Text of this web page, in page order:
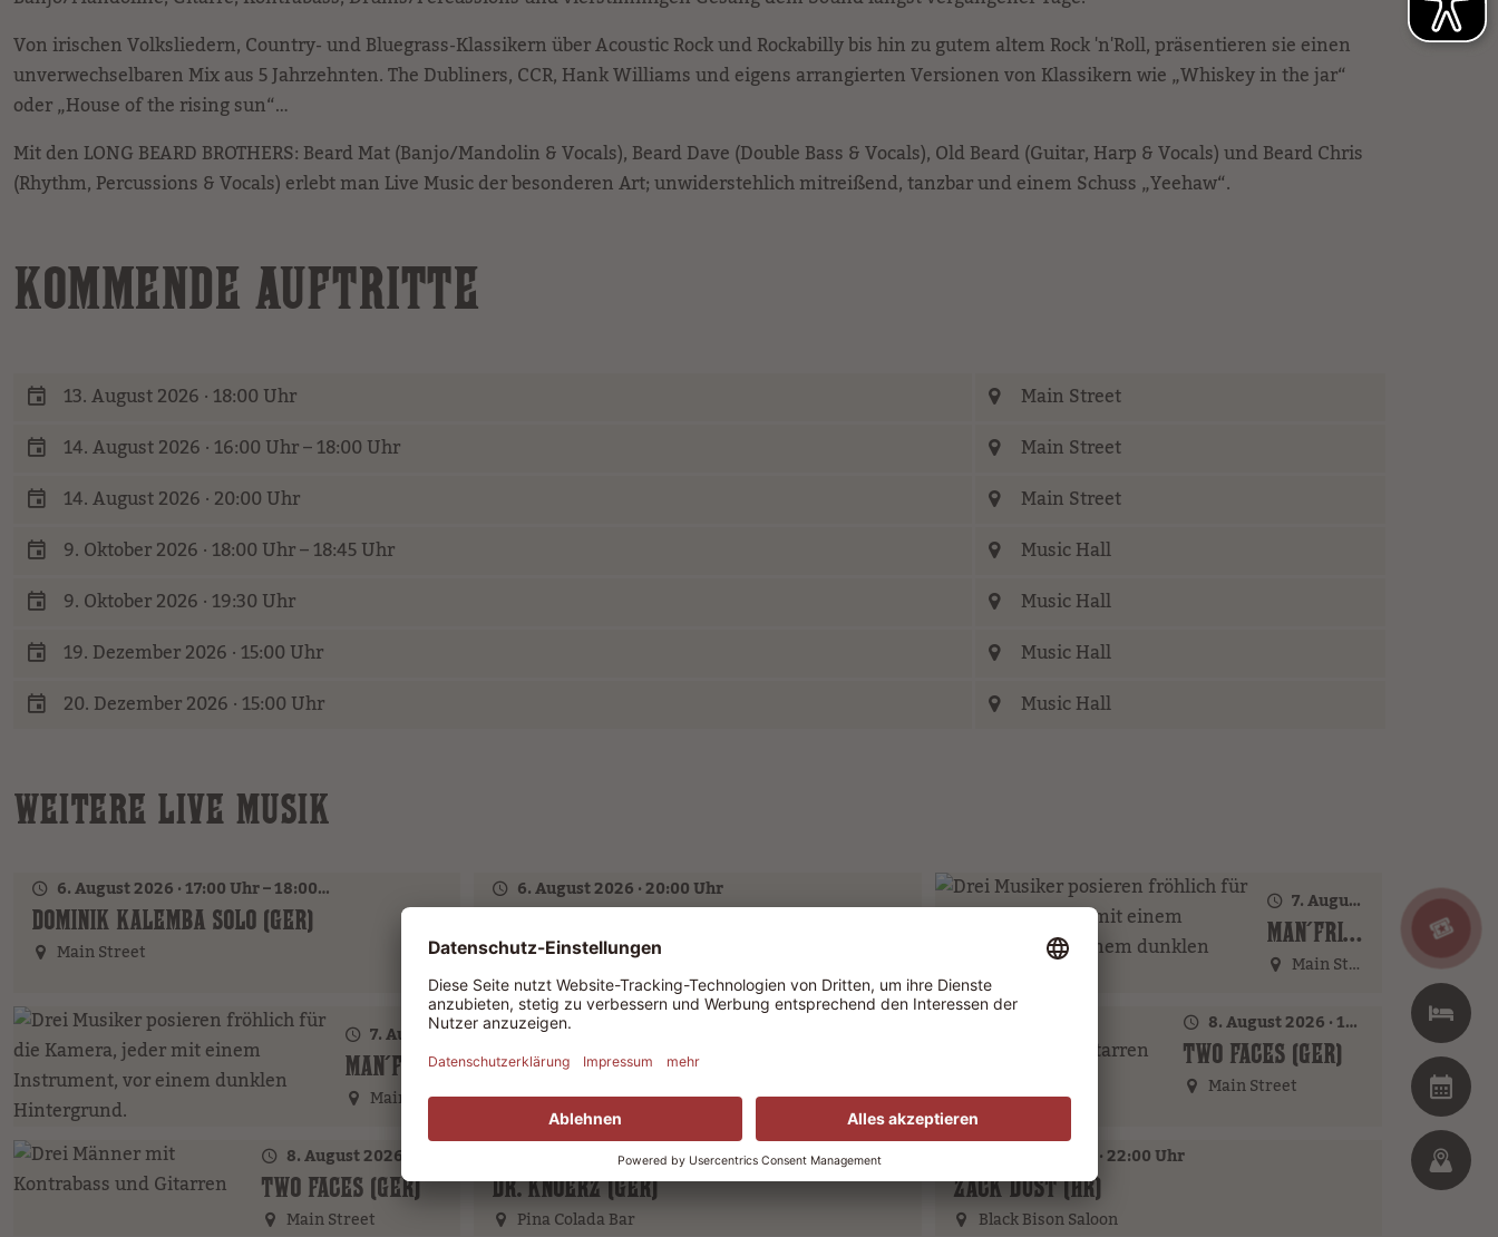
Von irischen Volksliedern, Country- und Bluegrass-Klassikern über Acoustic Rock und Rockabilly bis hin zu gutem altem Rock 'n'Roll, präsentieren sie einen
unverwechselbaren Mix aus 5 Jahrzehnten. The Dubliners, CCR, Hank Williams und eigens arrangierten Versionen von Klassikern wie „Whiskey in the jar“
oder „House of the rising sun“…
Mit den LONG BEARD BROTHERS: Beard Mat (Banjo/Mandolin & Vocals), Beard Dave (Double Bass & Vocals), Old Beard (Guitar, Harp & Vocals) und Beard Chris
(Rhythm, Percussions & Vocals) erlebt man Live Music der besonderen Art; unwiderstehlich mitreißend, tanzbar und einem Schuss „Yeehaw“.
KOMMENDE AUFTRITTE
13. August 2026 · 18:00 Uhr
Main Street
14. August 2026 · 16:00 Uhr – 18:00 Uhr
Main Street
14. August 2026 · 20:00 Uhr
Main Street
9. Oktober 2026 · 18:00 Uhr – 18:45 Uhr
Music Hall
9. Oktober 2026 · 19:30 Uhr
Music Hall
19. Dezember 2026 · 15:00 Uhr
Music Hall
20. Dezember 2026 · 15:00 Uhr
Music Hall
WEITERE LIVE MUSIK
6. August 2026 · 17:00 Uhr – 18:00 Uhr
DOMINIK KALEMBA SOLO (GER)
Main Street
6. August 2026 · 20:00 Uhr
Main Street
7. August 2026 · 17:00 Uhr – 18:00 Uhr
MAN´FRIENDS ACOUSTIC BAND (GER)
Main Street
7. August 2026 · 20:00 Uhr
MAN´FRIENDS ACOUSTIC BAND (GER)
Main Street
Pina Colada Bar
8. August 2026 · 17:00 Uhr – 18:00 Uhr
TWO FACES (GER)
Main Street
8. August 2026 · 20:00 Uhr
TWO FACES (GER)
Main Street
8. August 2026 · 21:00 Uhr
DR. KNOERZ (GER)
Pina Colada Bar
8. August 2026 · 22:00 Uhr
ZACK DUST (HR)
Black Bison Saloon